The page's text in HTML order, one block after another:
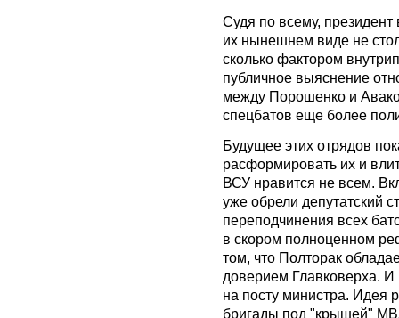
Судя по всему,
их нынешнем виде не
сколько фактором
публичное выяснение
между Порошенко и
спецбатов еще более
Будущее этих отрядов
расформировать их и
ВСУ нравится не всем.
уже обрели депутатский
переподчинения всех
в скором полноценном
том, что Полторак
доверием Главковерха. И
на посту министра. Идея
бригады под "крышей"